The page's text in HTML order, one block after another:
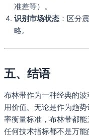
准差等）。
识别市场状态 ：区分
略。
五、结语
布林带作为一种经典的
用价值。无论是作为趋
率衡量标准，布林带都
任何技术指标都不是万